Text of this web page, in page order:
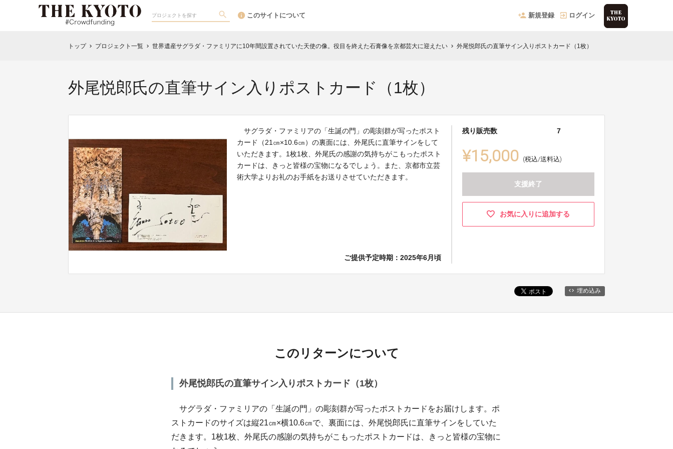
このサイトについて 新規登録 ログイン
トップ chevron_right プロジェクト一覧 chevron_right 世界遺産サグラダ・ファミリアに10年間設置されていた天使の像。役目を終えた石膏像を京都芸大に迎えたい chevron_right 外尾悦郎氏の直筆サイン入りポストカード（1枚）
外尾悦郎氏の直筆サイン入りポストカード（1枚）
サグラダ・ファミリアの「生誕の門」の彫刻群が写ったポスト
カード（21㎝×10.6㎝）の裏面には、外尾氏に直筆サインをして
いただきます。1枚1枚、外尾氏の感謝の気持ちがこもったポスト
カードは、きっと皆様の宝物になるでしょう。また、京都市立芸
術大学よりお礼のお手紙をお送りさせていただきます。
ご提供予定時期：2025年6月頃
残り販売数 7
¥15,000 (税込/送料込)
支援終了
お気に入りに追加する
埋め込み
このリターンについて
外尾悦郎氏の直筆サイン入りポストカード（1枚）
サグラダ・ファミリアの「生誕の門」の彫刻群が写ったポストカードをお届けします。ポ
ストカードのサイズは縦21㎝×横10.6㎝で、裏面には、外尾悦郎氏に直筆サインをしていた
だきます。1枚1枚、外尾氏の感謝の気持ちがこもったポストカードは、きっと皆様の宝物に